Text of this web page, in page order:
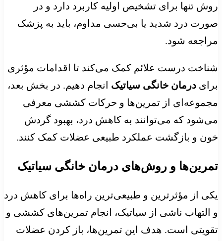
روش تنها برای تشخیص اولیه کاربرد دارد و در
صورت درد شدید یا بی‌حسی مداوم، باید به پزشک
مراجعه شود.
شناخت درست علائم کمک می‌کند تا اقدامات مؤثری
برای درمان خانگی سیاتیک انجام دهیم. در بخش بعد،
مجموعه‌ای از تمرین‌ها و حرکات کششی معرفی
می‌شود که می‌توانند به کاهش درد، بهبود گردش
خون و بازگشت عملکرد طبیعی عضلات کمک کنند.
تمرین‌ها و روش‌های درمان خانگی سیاتیک
یکی از مؤثرترین و طبیعی‌ترین راه‌ها برای کاهش درد
و التهاب ناشی از سیاتیک، انجام تمرین‌های کششی و
تقویتی است. هدف این تمرین‌ها، باز کردن عضلات